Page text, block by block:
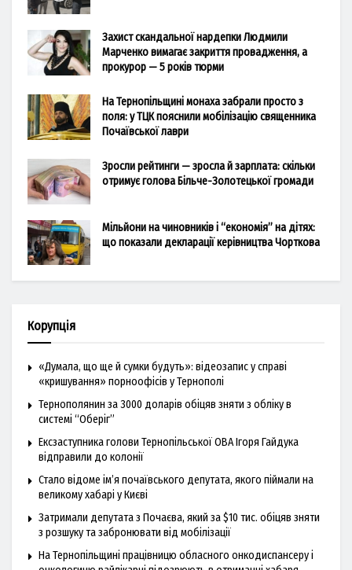
Захист скандальної нардепки Людмили
Марченко вимагає закриття провадження, а
прокурор — 5 років тюрми
На Тернопільщині монаха забрали просто з
поля: у ТЦК пояснили мобілізацію священника
Почаївської лаври
Зросли рейтинги — зросла й зарплата: скільки
отримує голова Більче-Золотецької громади
Мільйони на чиновників і “економія” на дітях:
що показали декларації керівництва Чорткова
Корупція
«Думала, що ще й сумки будуть»: відеозапис у справі
«кришування» порноофісів у Тернополі
Тернополянин за 3000 доларів обіцяв зняти з обліку в
системі “Оберіг”
Ексзаступника голови Тернопільської ОВА Ігоря Гайдука
відправили до колонії
Стало відоме ім’я почаївського депутата, якого піймали на
великому хабарі у Києві
Затримали депутата з Почаєва, який за $10 тис. обіцяв зняти
з розшуку та забронювати від мобілізації
На Тернопільщині працівницю обласного онкодиспансеру і